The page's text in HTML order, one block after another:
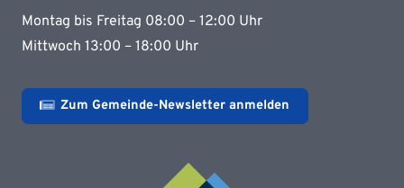
Montag bis Freitag 08:00 – 12:00 Uhr
Mittwoch 13:00 – 18:00 Uhr
Zum Gemeinde-Newsletter anmelden